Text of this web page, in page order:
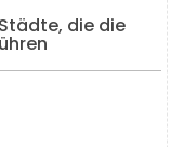
die die